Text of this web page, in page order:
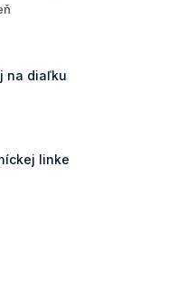
na diaľku
linke